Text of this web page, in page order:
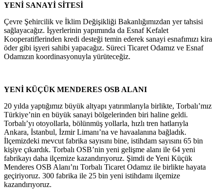
YENİ SANAYİ SİTESİ
Çevre Şehircilik ve İklim Değişikliği Bakanlığımızdan yer tahsisi
sağlayacağız. İşyerlerinin yapımında da Esnaf Kefalet
Kooperatiflerinden kredi desteği temin ederek sanayi esnafımızı kira
öder gibi işyeri sahibi yapacağız. Süreci Ticaret Odamız ve Esnaf
Odamızın koordinasyonuyla yürüteceğiz.
YENİ KÜÇÜK MENDERES OSB ALANI
20 yılda yaptığımız büyük altyapı yatırımlarıyla birlikte, Torbalı’mız
Türkiye’nin en büyük sanayi bölgelerinden biri haline geldi.
Torbalı’yı otoyollarla, bölünmüş yollarla, hızlı tren hatlarıyla
Ankara, İstanbul, İzmir Limanı’na ve havaalanına bağladık.
İlçemizdeki mevcut fabrika sayısını bine, istihdam sayısını 65 bin
kişiye çıkardık. Torbalı OSB’nin yeni gelişme alanı ile 64 yeni
fabrikayı daha ilçemize kazandırıyoruz. Şimdi de Yeni Küçük
Menderes OSB Alanı’nı Torbalı Ticaret Odamız ile birlikte hayata
geçiriyoruz. 300 fabrika ile 25 bin yeni istihdamı ilçemize
kazandırıyoruz.